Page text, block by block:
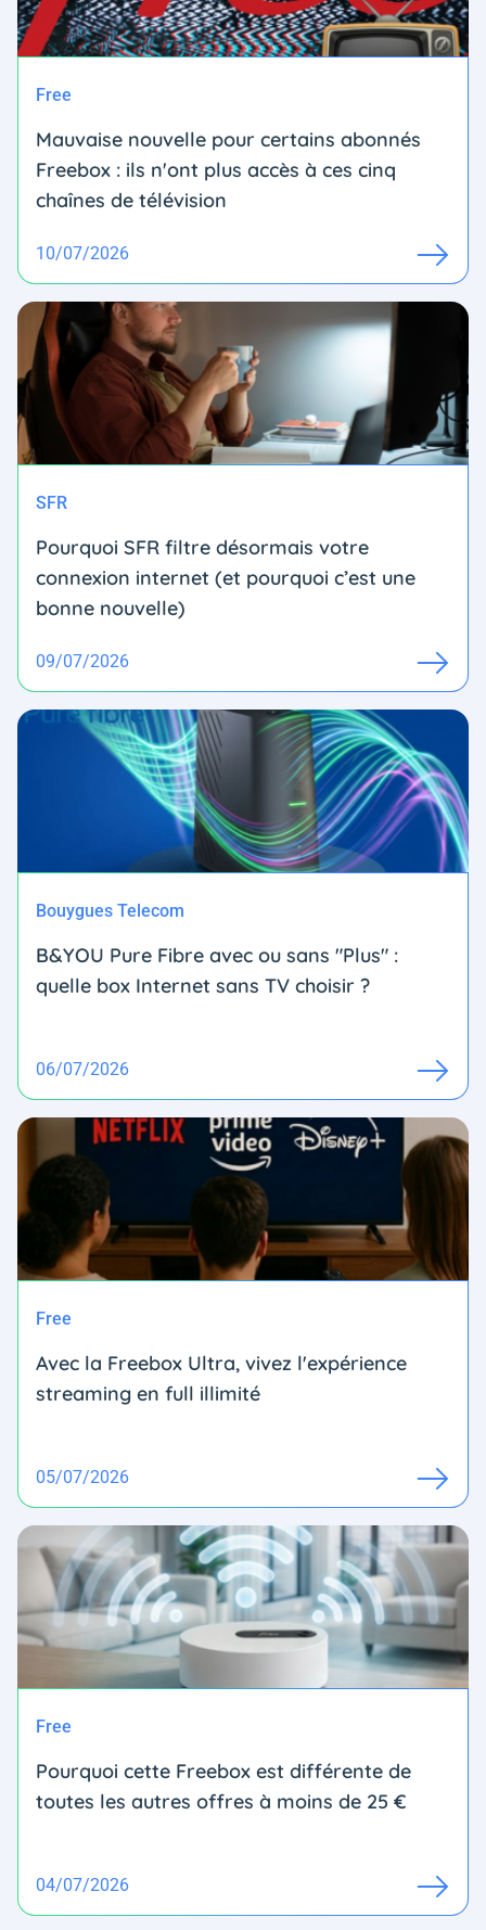
Free
Mauvaise nouvelle pour certains abonnés
Freebox : ils n'ont plus accès à ces cinq
chaînes de télévision
10/07/2026
SFR
Pourquoi SFR filtre désormais votre
connexion internet (et pourquoi c’est une
bonne nouvelle)
09/07/2026
Bouygues Telecom
B&YOU Pure Fibre avec ou sans "Plus" :
quelle box Internet sans TV choisir ?
06/07/2026
Free
Avec la Freebox Ultra, vivez l'expérience
streaming en full illimité
05/07/2026
Free
Pourquoi cette Freebox est différente de
toutes les autres offres à moins de 25 €
04/07/2026